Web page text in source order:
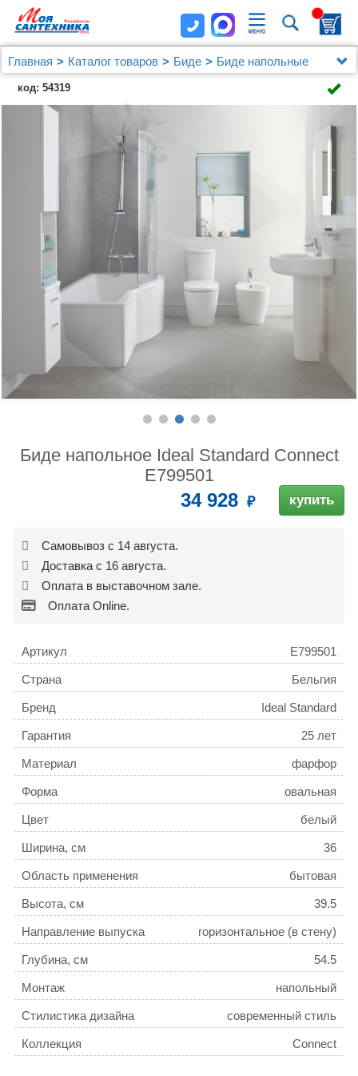
Главная Каталог товаров Биде
Биде напольные
Биде напольное Ideal Standard Connect E799501
код: 54319
Биде напольное Ideal Standard Connect
E799501
34 928 купить
Самовывоз с 14 августа.
Доставка с 16 августа.
Оплата в выставочном зале.
Оплата Online.
Артикул E799501
Страна Бельгия
Бренд Ideal Standard
Гарантия 25 лет
Материал фарфор
Форма овальная
Цвет белый
Ширина, см 36
Область применения бытовая
Высота, см 39.5
Направление выпуска горизонтальное (в стену)
Глубина, см 54.5
Монтаж напольный
Стилистика дизайна современный стиль
Коллекция Connect